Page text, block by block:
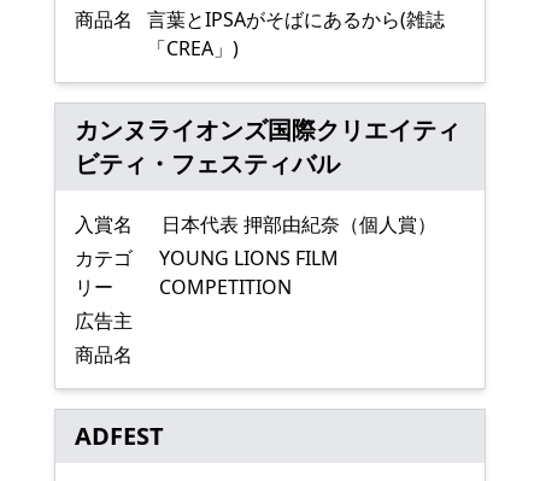
商品名
言葉とIPSAがそばにあるから(雑誌
「CREA」)
カンヌライオンズ国際クリエイティ
ビティ・フェスティバル
入賞名
日本代表 押部由紀奈（個人賞）
カテゴ
リー
YOUNG LIONS FILM
COMPETITION
広告主
商品名
ADFEST